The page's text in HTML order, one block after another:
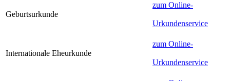
Geburtsurkunde
zum Online-
Urkundenservice
Internationale Eheurkunde
zum Online-
Urkundenservice